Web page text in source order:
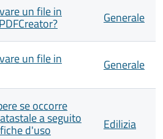
un file in Generale
un file in Generale
se occorre
a seguito
d'uso Edilizia